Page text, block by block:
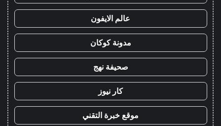
عالم الايفون
مدونة كوكان
صحيفة نهج
كار نيوز
موقع خبرة التقني